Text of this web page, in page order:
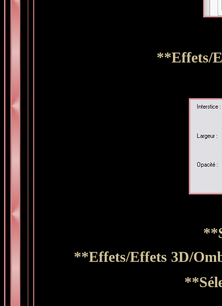
**Effets/
**Effets/Effets 3D/